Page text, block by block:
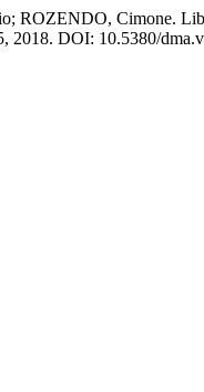
Cimone.
2018. DOI: 10.5380/